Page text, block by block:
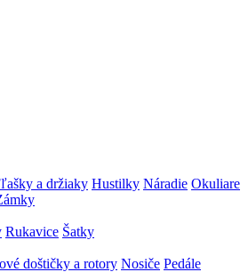
a držiaky Hustilky Náradie Okuliare
Rukavice Šatky
doštičky a rotory Nosiče Pedále